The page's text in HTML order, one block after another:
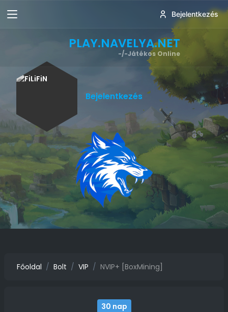
Bejelentkezés
PLAY.NAVELYA.NET
-/-Játékos Online
Bejelentkezés
Főoldal Bolt VIP NVIP+ [BoxMining]
30 nap